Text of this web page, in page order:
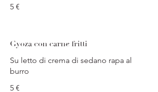
5 €
Gyoza con carne fritti
Su letto di crema di sedano rapa al
burro
5 €